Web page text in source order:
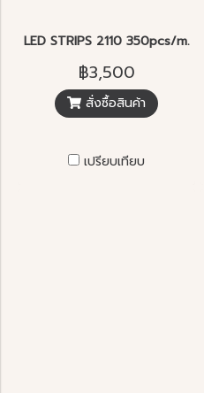
LED STRIPS 2110 350pcs/m.
฿3,500
สั่งซื้อสินค้า
เปรียบเทียบ